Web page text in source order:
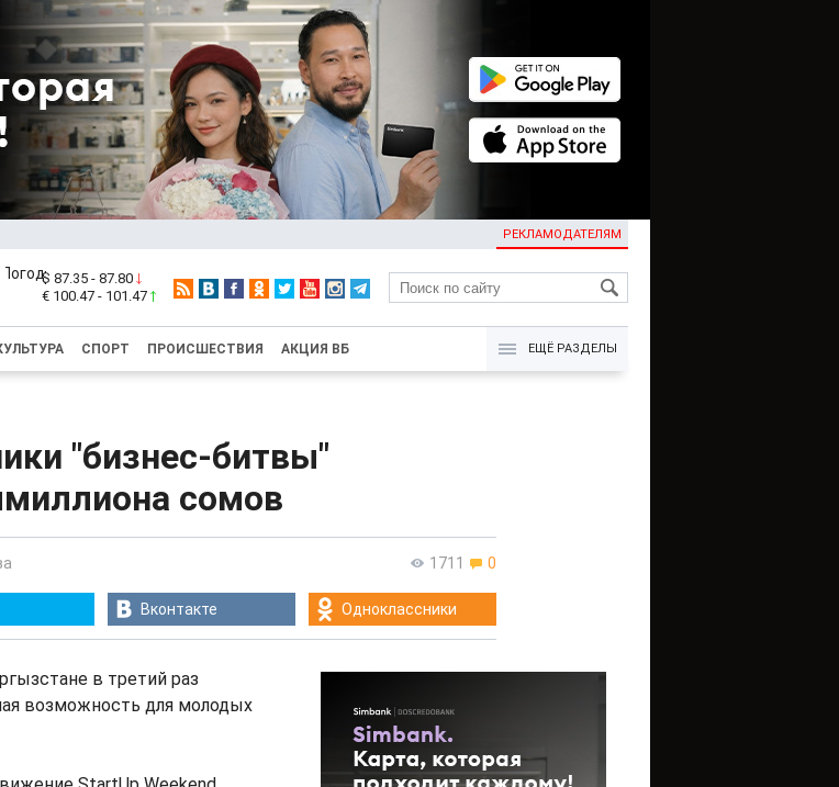
РЕКЛАМОДАТЕЛЯМ
KG
$ 87.35 - 87.80
€ 100.47 - 101.47
СПОРТ ПРОИСШЕСТВИЯ АКЦИЯ ВБ ЕЩЁ РАЗДЕЛЫ
"бизнес-битвы"
сомов
1711 0
Вконтакте Одноклассники
в третий раз
возможность для молодых